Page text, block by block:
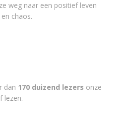
weg naar een positief leven
chaos.
dan 170 duizend lezers onze
lezen.